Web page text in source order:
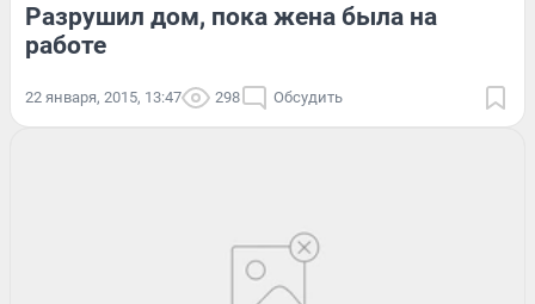
Разрушил дом, пока жена была на
работе
22 января, 2015, 13:47 298 Обсудить